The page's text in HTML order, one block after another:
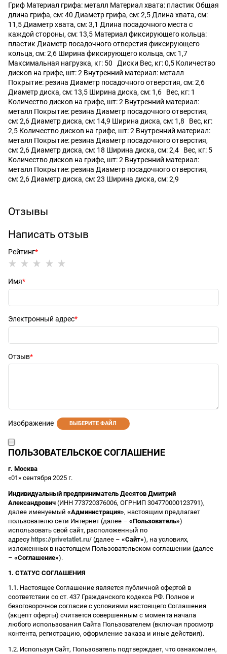
Гриф Материал грифа: металл Материал хвата: пластик Общая
длина грифа, см: 40 Диаметр грифа, см: 2,5 Длина хвата, см:
11,5 Диаметр хвата, см: 3,1 Длина посадочного места с
каждой стороны, см: 13,5 Материал фиксирующего кольца:
пластик Диаметр посадочного отверстия фиксирующего
кольца, см: 2,6 Ширина фиксирующего кольца, см: 1,7
Максимальная нагрузка, кг: 50 Диски Вес, кг: 0,5 Количество
дисков на грифе, шт: 2 Внутренний материал: металл
Покрытие: резина Диаметр посадочного отверстия, см: 2,6
Диаметр диска, см: 13,5 Ширина диска, см: 1,6 Вес, кг: 1
Количество дисков на грифе, шт: 2 Внутренний материал:
металл Покрытие: резина Диаметр посадочного отверстия,
см: 2,6 Диаметр диска, см: 14,9 Ширина диска, см: 1,8 Вес, кг:
2,5 Количество дисков на грифе, шт: 2 Внутренний материал:
металл Покрытие: резина Диаметр посадочного отверстия,
см: 2,6 Диаметр диска, см: 18 Ширина диска, см: 2,4 Вес, кг: 5
Количество дисков на грифе, шт: 2 Внутренний материал:
металл Покрытие: резина Диаметр посадочного отверстия,
см: 2,6 Диаметр диска, см: 23 Ширина диска, см: 2,9
Отзывы
Написать отзыв
Рейтинг
Имя
Электронный адрес
Отзыв
Изображение ВЫБЕРИТЕ ФАЙЛ
ПОЛЬЗОВАТЕЛЬСКОЕ СОГЛАШЕНИЕ
г. Москва
«01» сентября 2025 г.
Индивидуальный предприниматель Десятов Дмитрий
Александрович (ИНН 773720376006, ОГРНИП 304770000123791),
далее именуемый «Администрация», настоящим предлагает
пользователю сети Интернет (далее – «Пользователь»)
использовать свой сайт, расположенный по
адресу https://privetatlet.ru/ (далее – «Сайт»), на условиях,
изложенных в настоящем Пользовательском соглашении (далее
– «Соглашение»).
1. СТАТУС СОГЛАШЕНИЯ
1.1. Настоящее Соглашение является публичной офертой в
соответствии со ст. 437 Гражданского кодекса РФ. Полное и
безоговорочное согласие с условиями настоящего Соглашения
(акцепт оферты) считается совершенным с момента начала
любого использования Сайта Пользователем (включая просмотр
контента, регистрацию, оформление заказа и иные действия).
1.2. Используя Сайт, Пользователь подтверждает, что ознакомлен,